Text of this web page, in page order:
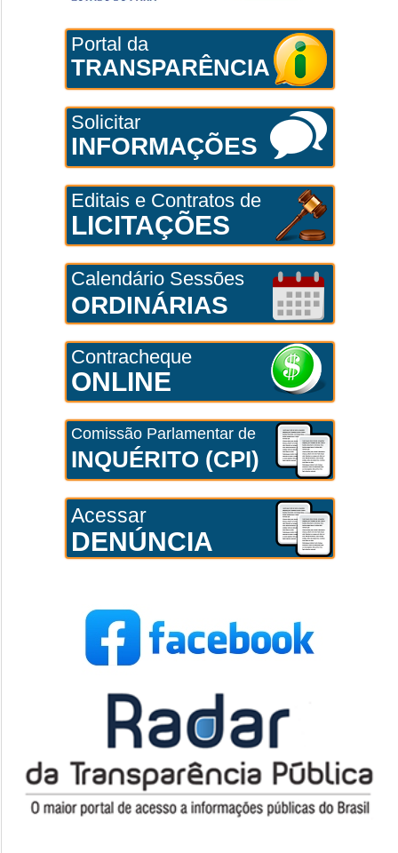
Portal da
TRANSPARÊNCIA
Solicitar
INFORMAÇÕES
Editais e Contratos de
LICITAÇÕES
Calendário Sessões
ORDINÁRIAS
Contracheque
ONLINE
Comissão Parlamentar de
INQUÉRITO (CPI)
Acessar
DENÚNCIA